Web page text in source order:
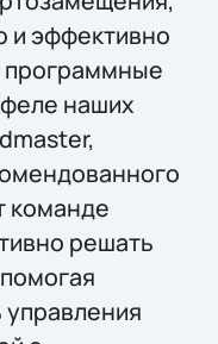
и эффективно
программные
наших
команде
решать